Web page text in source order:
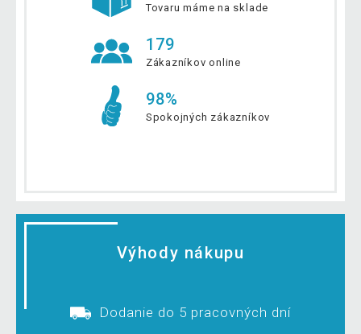
Tovaru máme na sklade
179
Zákazníkov online
98%
Spokojných zákazníkov
Výhody nákupu
Dodanie do 5 pracovných dní